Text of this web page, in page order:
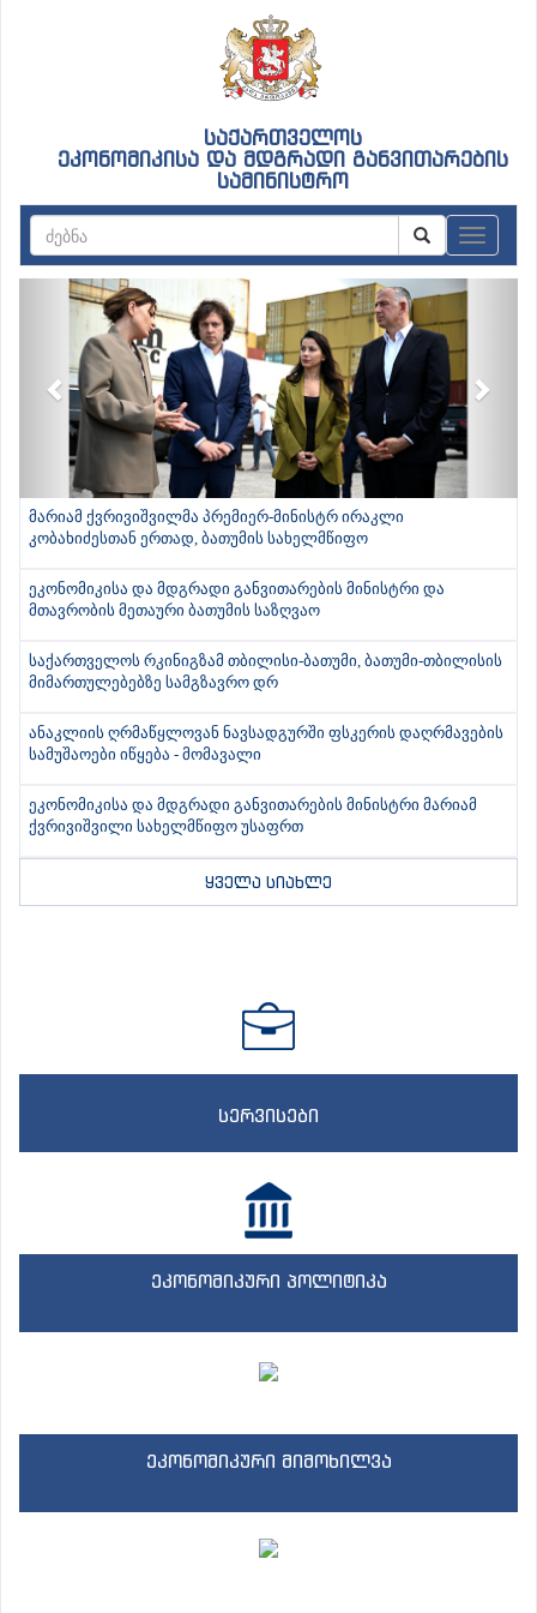
საქართველოს
ეკონომიკისა და მდგრადი განვითარების
სამინისტრო
Previous
მარიამ ქვრივიშვილმა პრემიერ-მინისტრ ირაკლი
კობახიძესთან ერთად, ბათუმის სახელმწიფო
ეკონომიკისა და მდგრადი განვითარების მინისტრი და
მთავრობის მეთაური ბათუმის საზღვაო
საქართველოს რკინიგზამ თბილისი-ბათუმი, ბათუმი-თბილისის
მიმართულებებზე სამგზავრო დრ
ანაკლიის ღრმაწყლოვან ნავსადგურში ფსკერის დაღრმავების
სამუშაოები იწყება - მომავალი
ეკონომიკისა და მდგრადი განვითარების მინისტრი მარიამ
ქვრივიშვილი სახელმწიფო უსაფრთ
ყველა სიახლე
სერვისები
ეკონომიკური პოლიტიკა
ეკონომიკური მიმოხილვა